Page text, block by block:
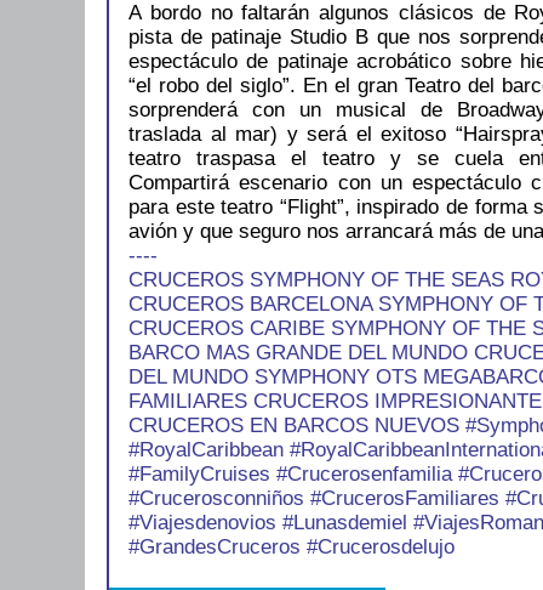
A bordo no faltarán algunos clásicos de
pista de patinaje Studio B que nos
espectáculo de patinaje acrobático sobre
“el robo del siglo”. En el gran Teatro del
sorprenderá con un musical de
traslada al mar) y será el exitoso
teatro traspasa el teatro y se cuela
Compartirá escenario con un espectáculo
para este teatro “Flight”, inspirado de forma
avión y que seguro nos arrancará más de
----
CRUCEROS SYMPHONY OF THE SEAS
CRUCEROS BARCELONA SYMPHONY OF
CRUCEROS CARIBE SYMPHONY OF THE
BARCO MAS GRANDE DEL MUNDO
DEL MUNDO SYMPHONY OTS
FAMILIARES CRUCEROS
CRUCEROS EN BARCOS NUEVOS
#RoyalCaribbean
#FamilyCruises #Crucerosenfamilia
#Crucerosconniños #CrucerosFamiliares
#Viajesdenovios #Lunasdemiel
#GrandesCruceros #Crucerosdelujo